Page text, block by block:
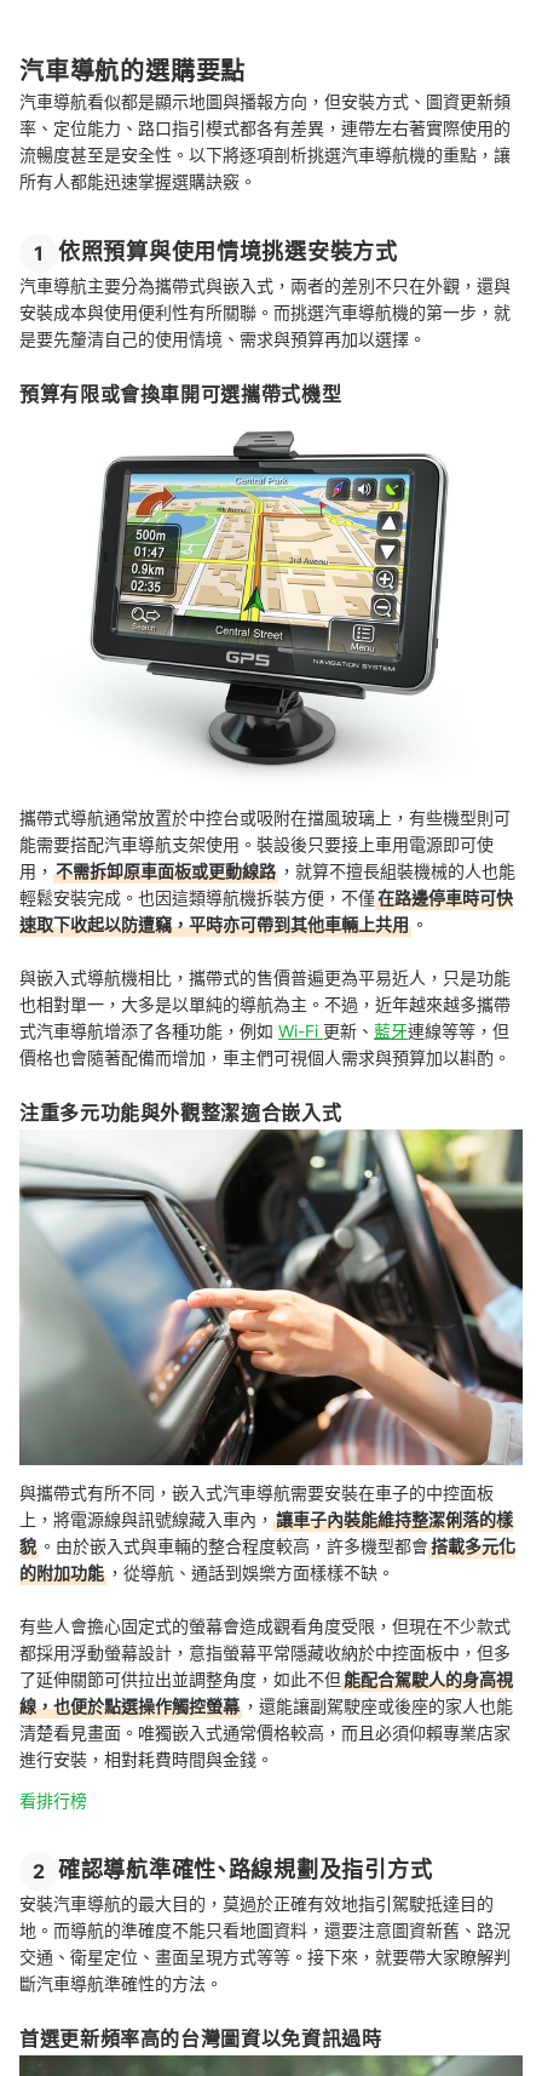
汽車導航的選購要點
汽車導航看似都是顯示地圖與播報方向，但安裝方式、圖資更新頻
率、定位能力、路口指引模式都各有差異，連帶左右著實際使用的
流暢度甚至是安全性。以下將逐項剖析挑選汽車導航機的重點，讓
所有人都能迅速掌握選購訣竅。
1 依照預算與使用情境挑選安裝方式
汽車導航主要分為攜帶式與嵌入式，兩者的差別不只在外觀，還與
安裝成本與使用便利性有所關聯。而挑選汽車導航機的第一步，就
是要先釐清自己的使用情境、需求與預算再加以選擇。
預算有限或會換車開可選攜帶式機型
攜帶式導航通常放置於中控台或吸附在擋風玻璃上，有些機型則可
能需要搭配汽車導航支架使用。裝設後只要接上車用電源即可使
用， 不需拆卸原車面板或更動線路 ，就算不擅長組裝機械的人也能
輕鬆安裝完成。也因這類導航機拆裝方便，不僅在路邊停車時可快
速取下收起以防遭竊，平時亦可帶到其他車輛上共用 。
與嵌入式導航機相比，攜帶式的售價普遍更為平易近人，只是功能
也相對單一，大多是以單純的導航為主。不過，近年越來越多攜帶
式汽車導航增添了各種功能，例如 Wi-Fi 更新、 藍牙連線等等，但
價格也會隨著配備而增加，車主們可視個人需求與預算加以斟酌。
注重多元功能與外觀整潔適合嵌入式
與攜帶式有所不同，嵌入式汽車導航需要安裝在車子的中控面板
上，將電源線與訊號線藏入車內， 讓車子內裝能維持整潔俐落的樣
貌 。由於嵌入式與車輛的整合程度較高，許多機型都會搭載多元化
的附加功能 ，從導航、通話到娛樂方面樣樣不缺。
有些人會擔心固定式的螢幕會造成觀看角度受限，但現在不少款式
都採用浮動螢幕設計，意指螢幕平常隱藏收納於中控面板中，但多
了延伸關節可供拉出並調整角度，如此不但能配合駕駛人的身高視
線，也便於點選操作觸控螢幕 ，還能讓副駕駛座或後座的家人也能
清楚看見畫面。唯獨嵌入式通常價格較高，而且必須仰賴專業店家
進行安裝，相對耗費時間與金錢。
看排行榜
2 確認導航準確性、路線規劃及指引方式
安裝汽車導航的最大目的，莫過於正確有效地指引駕駛抵達目的
地。而導航的準確度不能只看地圖資料，還要注意圖資新舊、路況
交通、衛星定位、畫面呈現方式等等。接下來，就要帶大家瞭解判
斷汽車導航準確性的方法。
首選更新頻率高的台灣圖資以免資訊過時